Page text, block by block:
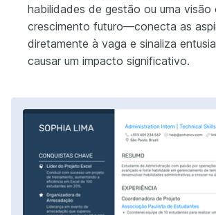
habilidades de gestão ou uma visão
crescimento futuro—conecta as
diretamente à vaga e sinaliza
causar um impacto significativo.